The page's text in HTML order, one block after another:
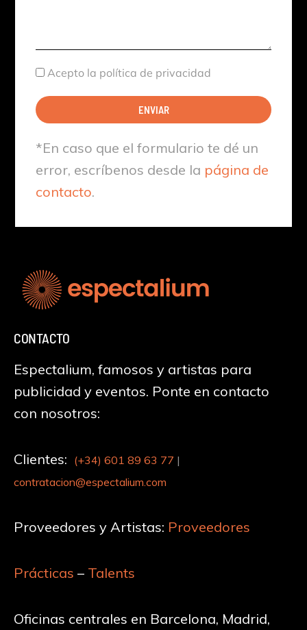
Aceptación
Acepto la política de privacidad
ENVIAR
*En caso que el formulario te dé un
error, escríbenos desde la página de
contacto.
CONTACTO
Espectalium, famosos y artistas para
publicidad y eventos. Ponte en contacto
con nosotros:
Clientes: (+34) 601 89 63 77 |
contratacion@espectalium.com
Proveedores y Artistas: Proveedores
Prácticas – Talents
Oficinas centrales en Barcelona, Madrid,